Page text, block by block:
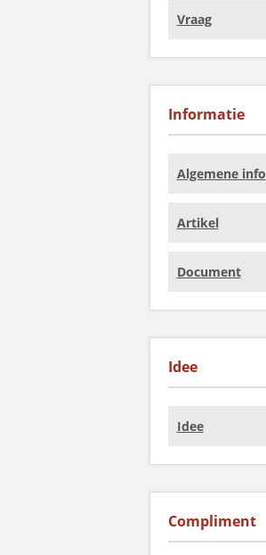
Vraag
Informatie
Algemene info
Artikel
Document
Idee
Idee
Compliment